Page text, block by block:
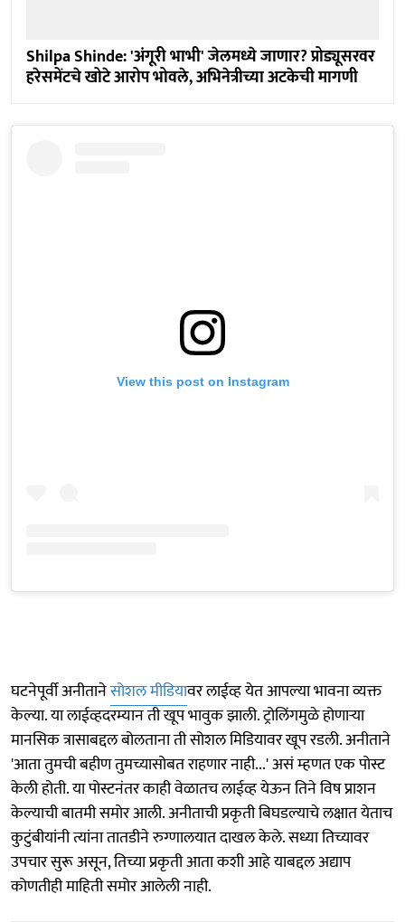
Shilpa Shinde: 'अंगूरी भाभी' जेलमध्ये जाणार? प्रोड्यूसरवर
हरेसमेंटचे खोटे आरोप भोवले, अभिनेत्रीच्या अटकेची मागणी
View this post on Instagram
घटनेपूर्वी अनीतानेसोशल मीडियावर लाईव्ह येत आपल्या भावना व्यक्त
केल्या. या लाईव्हदरम्यान ती खूप भावुक झाली. ट्रोलिंगमुळे होणाऱ्या
मानसिक त्रासाबद्दल बोलताना ती सोशल मिडियावर खूप रडली. अनीताने
'आता तुमची बहीण तुमच्यासोबत राहणार नाही...' असं म्हणत एक पोस्ट
केली होती. या पोस्टनंतर काही वेळातच लाईव्ह येऊन तिने विष प्राशन
केल्याची बातमी समोर आली. अनीताची प्रकृती बिघडल्याचे लक्षात येताच
कुटुंबीयांनी त्यांना तातडीने रुग्णालयात दाखल केले. सध्या तिच्यावर
उपचार सुरू असून, तिच्या प्रकृती आता कशी आहे याबद्दल अद्याप
कोणतीही माहिती समोर आलेली नाही.